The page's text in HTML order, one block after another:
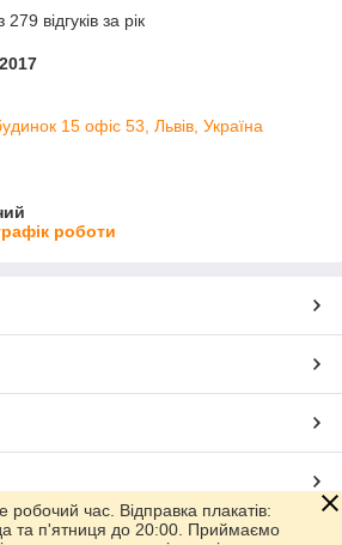
відгуків за рік
15 офіс 53, Львів, Україна
роботи
робочий час. Відправка плакатів:
та п'ятниця до 20:00. Приймаємо